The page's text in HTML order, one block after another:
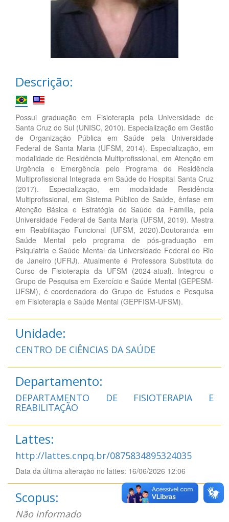
Descrição:
Possui graduação em Fisioterapia pela Universidade de
Santa Cruz do Sul (UNISC, 2010). Especialização em Gestão
de Organização Pública em Saúde pela Universidade
Federal de Santa Maria (UFSM, 2014). Especialização, em
modalidade de Residência Multiprofissional, em Atenção em
Urgência e Emergência pelo Programa de Residência
Multiprofissional Integrada em Saúde do Hospital Santa Cruz
(2017). Especialização, em modalidade Residência
Multiprofissional, em Sistema Público de Saúde, ênfase em
Atenção Básica e Estratégia de Saúde da Família, pela
Universidade Federal de Santa Maria (UFSM, 2019). Mestra
em Reabilitação Funcional (UFSM, 2020).Doutoranda em
Saúde Mental pelo programa de pós-graduação em
Psiquiatria e Saúde Mental da Universidade Federal do Rio
de Janeiro (UFRJ). Atualmente é Professora Substituta do
Curso de Fisioterapia da UFSM (2024-atual). Integrou o
Grupo de Pesquisa em Exercício e Saúde Mental (GEPESM-
UFSM), é coordenadora do Grupo de Estudos e Pesquisa
em Fisioterapia e Saúde Mental (GEPFISM-UFSM).
Unidade:
CENTRO DE CIÊNCIAS DA SAÚDE
Departamento:
DEPARTAMENTO DE FISIOTERAPIA E
REABILITAÇÃO
Lattes:
http://lattes.cnpq.br/0875834895324035
Data da última alteração no lattes: 16/06/2026 12:06
Scopus:
Não informado